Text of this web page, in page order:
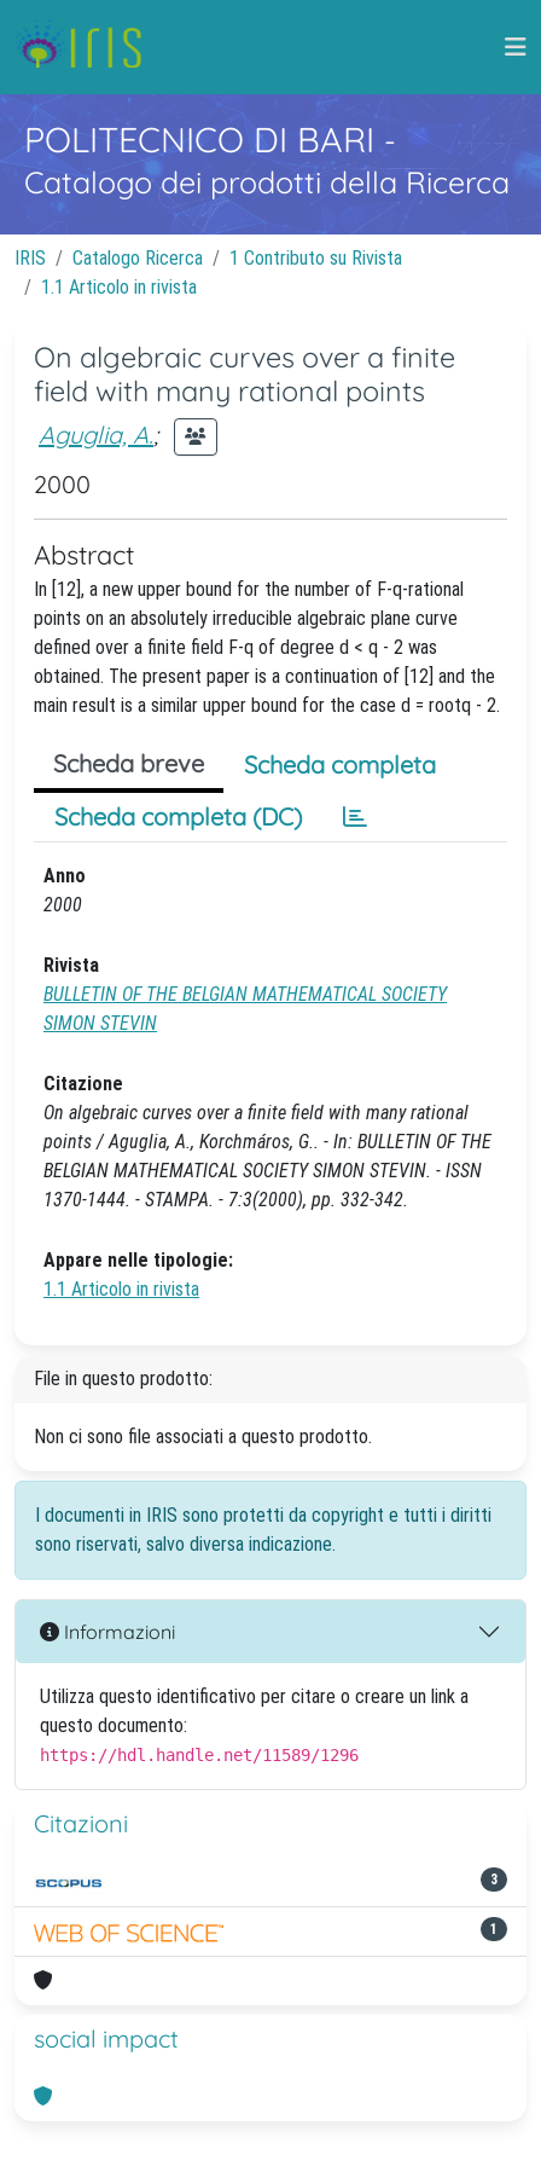
POLITECNICO DI BARI -
Catalogo dei prodotti della Ricerca
IRIS Catalogo Ricerca
1 Contributo su Rivista
1.1 Articolo in rivista
On algebraic curves over a finite
field with many rational points
Aguglia, A.;
2000
Abstract
In [12], a new upper bound for the number of F-q-rational
points on an absolutely irreducible algebraic plane curve
defined over a finite field F-q of degree d < q - 2 was
obtained. The present paper is a continuation of [12] and the
main result is a similar upper bound for the case d = rootq - 2.
Scheda breve
Scheda completa
Scheda completa (DC)
Anno
2000
Rivista
BULLETIN OF THE BELGIAN MATHEMATICAL SOCIETY
SIMON STEVIN
Citazione
On algebraic curves over a finite field with many rational
points / Aguglia, A., Korchmáros, G.. - In: BULLETIN OF THE
BELGIAN MATHEMATICAL SOCIETY SIMON STEVIN. - ISSN
1370-1444. - STAMPA. - 7:3(2000), pp. 332-342.
Appare nelle tipologie:
1.1 Articolo in rivista
File in questo prodotto:
Non ci sono file associati a questo prodotto.
I documenti in IRIS sono protetti da copyright e tutti i diritti
sono riservati, salvo diversa indicazione.
Informazioni
Utilizza questo identificativo per citare o creare un link a
questo documento:
https://hdl.handle.net/11589/1296
Citazioni
3
1
social impact